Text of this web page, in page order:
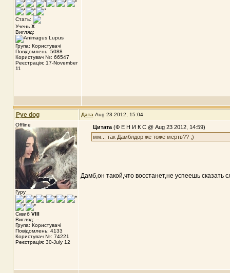
Стать:
Учень X
Вигляд:
Група: Користувачі
Повідомлень: 5088
Користувач №: 66547
Реєстрація: 17-November
11
Pye dog Дата Aug 23 2012, 15:04
Offline
Гуру
Сквиб VIII
Вигляд: --
Група: Користувачі
Повідомлень: 4133
Користувач №: 74221
Реєстрація: 30-July 12
Цитата(Ф Е Н И К С @ Aug 23 2012, 14:59)
мм... так Дамблдор же тоже мертв?? ;)
Дамб,он такой,что восстанет,не успеешь